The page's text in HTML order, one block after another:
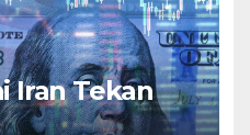
Iran Tekan